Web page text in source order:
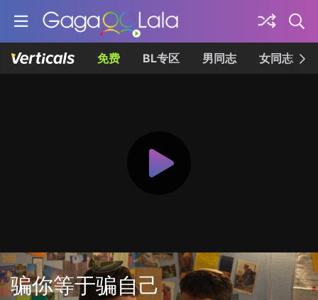
免费 BL专区 男同志 女同志
骗你等于骗自己